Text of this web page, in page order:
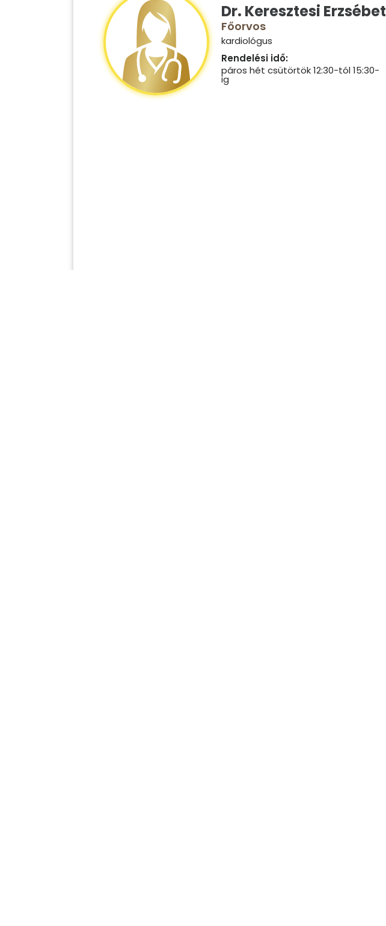
Dr. Keresztesi Erzsébet
Főorvos
kardiológus
Rendelési idő:
páros hét csütörtök 12:30-tól 15:30-
ig